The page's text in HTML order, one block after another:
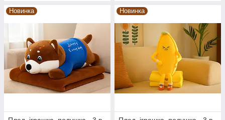
Новинка Новинка